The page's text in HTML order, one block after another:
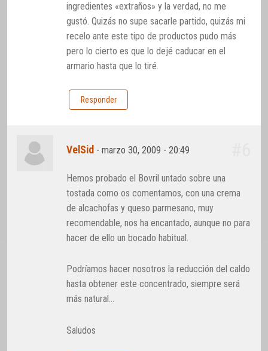
ingredientes «extraños» y la verdad, no me
gustó. Quizás no supe sacarle partido, quizás mi
recelo ante este tipo de productos pudo más
pero lo cierto es que lo dejé caducar en el
armario hasta que lo tiré.
Responder
VelSid -marzo 30, 2009 - 20:49
Hemos probado el Bovril untado sobre una
tostada como os comentamos, con una crema
de alcachofas y queso parmesano, muy
recomendable, nos ha encantado, aunque no para
hacer de ello un bocado habitual.
Podríamos hacer nosotros la reducción del caldo
hasta obtener este concentrado, siempre será
más natural…
Saludos